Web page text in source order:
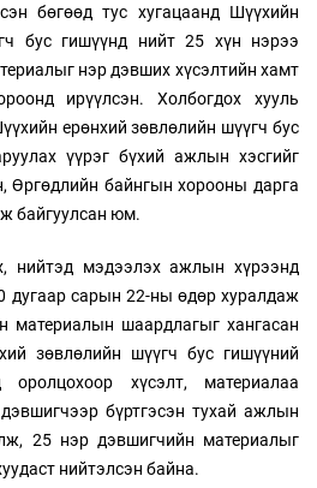
бөгөөд тус хугацаанд Шүүхийн
бус гишүүнд нийт 25 хүн нэрээ
нэр дэвших хүсэлтийн хамт
ирүүлсэн. Холбогдох хууль
ерөнхий зөвлөлийн шүүгч бус
үүрэг бүхий ажлын хэсгийг
Өргөдлийн байнгын хорооны дарга
байгуулсан юм.
нийтэд мэдээлэх ажлын хүрээнд
дугаар сарын 22-ны өдөр хуралдаж
материалын шаардлагыг хангасан
зөвлөлийн шүүгч бус гишүүний
оролцохоор хүсэлт, материалаа
бүртгэсэн тухай ажлын
25 нэр дэвшигчийн материалыг
нийтэлсэн байна.